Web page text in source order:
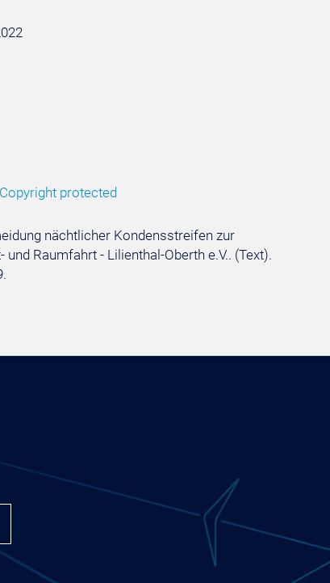
Copyright protected
nächtlicher Kondensstreifen zur
Raumfahrt - Lilienthal-Oberth e.V.. (Text).